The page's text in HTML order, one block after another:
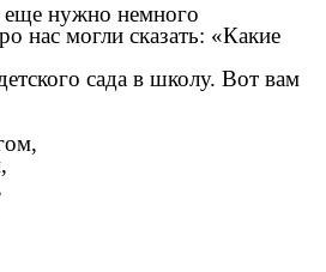
нужно немного
нас могли сказать: «Какие
сада в школу. Вот вам